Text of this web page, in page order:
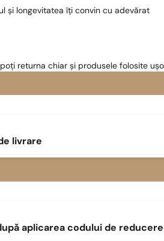
și longevitatea îți convin cu adevărat
returna chiar și produsele folosite
livrare
aplicarea codului de reducere